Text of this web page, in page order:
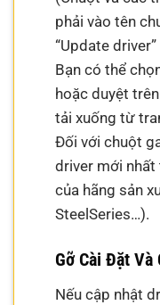
phải vào tên
“Update
Bạn có thể
hoặc duyệt
tải xuống từ
Đối với chuột
driver mới
của hãng sản
SteelSeries…).
Gỡ Cài Đặt
Nếu cập nhật